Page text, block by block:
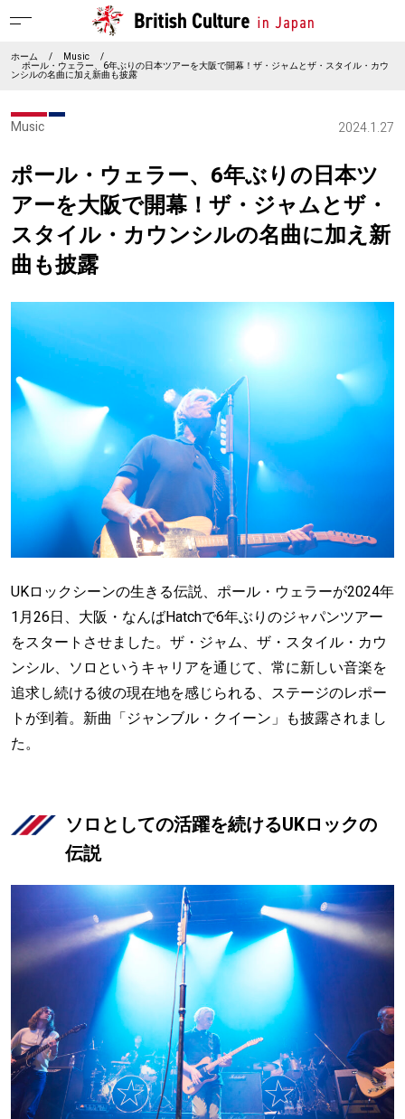
ホーム / Music /
ポール・ウェラー、6年ぶりの日本ツアーを大阪で開幕！ザ・ジャムとザ・スタイル・カウ
ンシルの名曲に加え新曲も披露
Music 2024.1.27
ポール・ウェラー、6年ぶりの日本ツ
アーを大阪で開幕！ザ・ジャムとザ・
スタイル・カウンシルの名曲に加え新
曲も披露
UKロックシーンの生きる伝説、ポール・ウェラーが2024年
1月26日、大阪・なんばHatchで6年ぶりのジャパンツアー
をスタートさせました。ザ・ジャム、ザ・スタイル・カウ
ンシル、ソロというキャリアを通じて、常に新しい音楽を
追求し続ける彼の現在地を感じられる、ステージのレポー
トが到着。新曲「ジャンブル・クイーン」も披露されまし
た。
ソロとしての活躍を続けるUKロックの
伝説